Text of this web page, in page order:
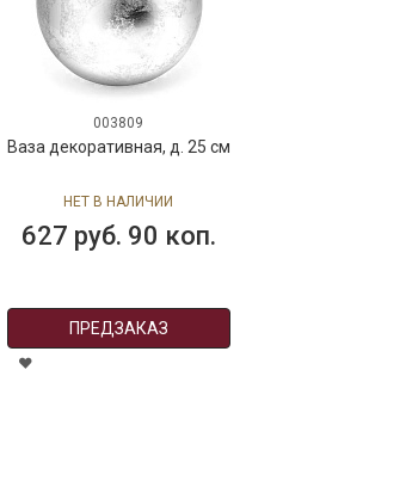
003809
Ваза декоративная, д. 25 см
НЕТ В НАЛИЧИИ
627 руб. 90 коп.
ПРЕДЗАКАЗ